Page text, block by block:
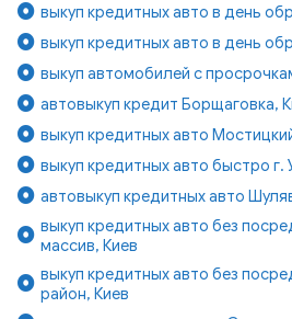
выкуп кредитных авто в день
выкуп кредитных авто в день
выкуп автомобилей с
автовыкуп кредит Борщаговка,
выкуп кредитных авто
выкуп кредитных авто быстро г.
автовыкуп кредитных авто
выкуп кредитных авто без
массив, Киев
выкуп кредитных авто без
район, Киев